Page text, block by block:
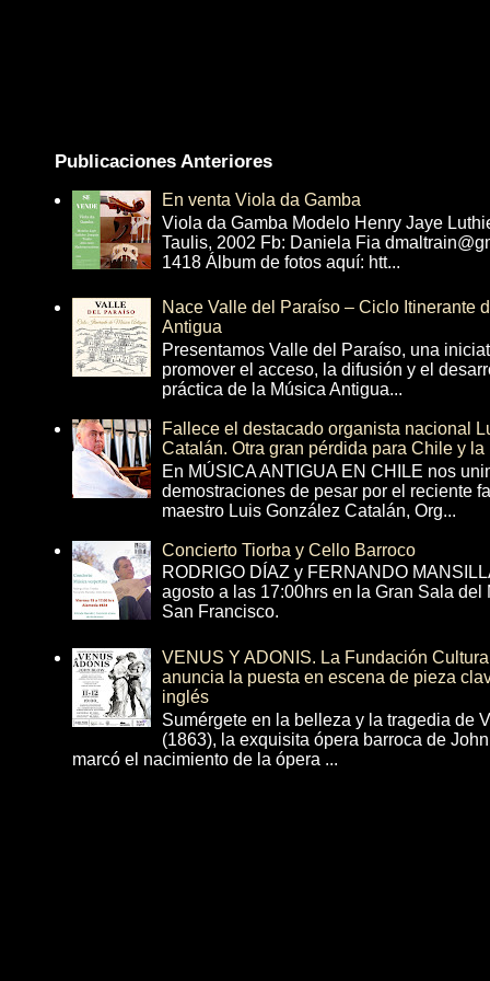
Publicaciones Anteriores
En venta Viola da Gamba
Viola da Gamba Modelo Henry Jaye
Taulis, 2002 Fb: Daniela Fia
1418 Álbum de fotos aquí: htt...
Nace Valle del Paraíso – Ciclo Itinerante
Antigua
Presentamos Valle del Paraíso, una
promover el acceso, la difusión y el
práctica de la Música Antigua...
Fallece el destacado organista nacional
Catalán. Otra gran pérdida para Chile y la
En MÚSICA ANTIGUA EN CHILE nos
demostraciones de pesar por el reciente
maestro Luis González Catalán, Org...
Concierto Tiorba y Cello Barroco
RODRIGO DÍAZ y FERNANDO
agosto a las 17:00hrs en la Gran Sala
San Francisco.
VENUS Y ADONIS. La Fundación
anuncia la puesta en escena de pieza
inglés
Sumérgete en la belleza y la tragedia de
(1863), la exquisita ópera barroca de
marcó el nacimiento de la ópera ...